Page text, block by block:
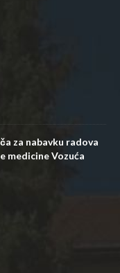
za nabavku radova
medicine Vozuća